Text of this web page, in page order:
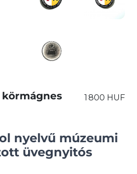
körmágnes 1 800 HUF
nyelvű múzeumi
üvegnyitós